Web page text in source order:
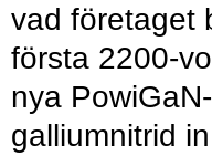
vad företaget
första 2200-
nya
galliumnitrid